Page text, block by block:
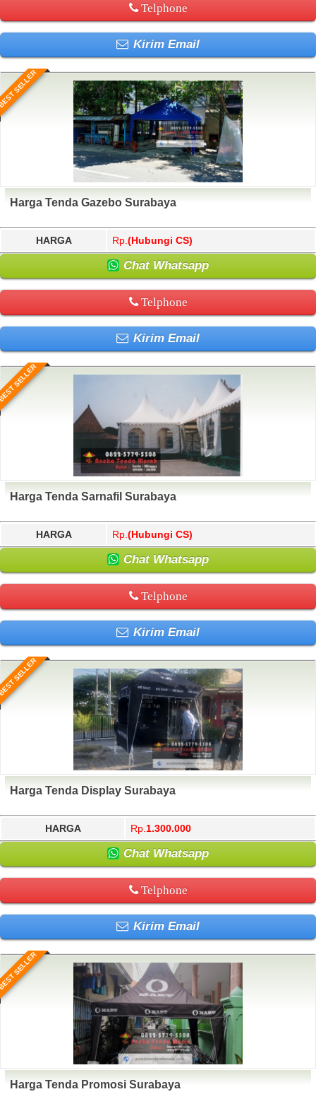
Telphone
Kirim Email
SELLER
Harga Tenda Gazebo Surabaya
HARGA Rp. (Hubungi CS)
Chat Whatsapp
Telphone
Kirim Email
SELLER
Harga Tenda Sarnafil Surabaya
HARGA Rp. (Hubungi CS)
Chat Whatsapp
Telphone
Kirim Email
SELLER
Harga Tenda Display Surabaya
HARGA Rp. 1.300.000
Chat Whatsapp
Telphone
Kirim Email
SELLER
Harga Tenda Promosi Surabaya